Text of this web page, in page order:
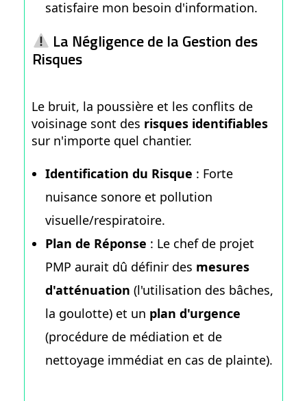
satisfaire mon besoin d'information.
La Négligence de la Gestion des
Risques
Le bruit, la poussière et les conflits de
voisinage sont des risques identifiables
sur n'importe quel chantier.
Identification du Risque : Forte
nuisance sonore et pollution
visuelle/respiratoire.
Plan de Réponse : Le chef de projet
PMP aurait dû définir des mesures
d'atténuation (l'utilisation des bâches,
la goulotte) et un plan d'urgence
(procédure de médiation et de
nettoyage immédiat en cas de plainte).